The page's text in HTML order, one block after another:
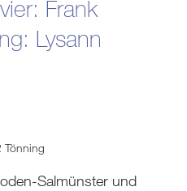
Frank
Lysann
Tönning
Salmünster und